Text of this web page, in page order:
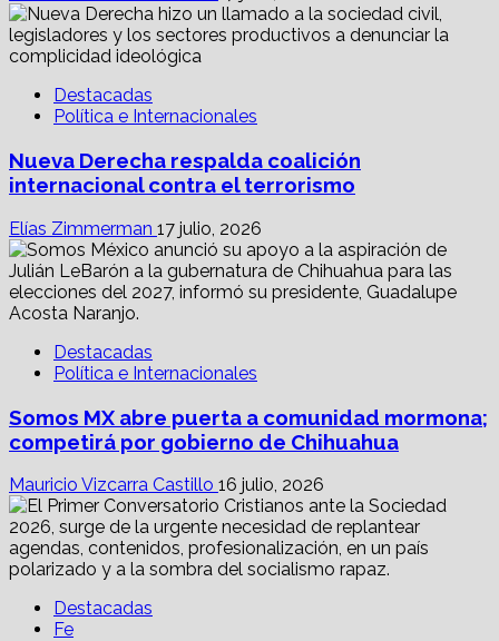
Destacadas
Política e Internacionales
Nueva Derecha respalda coalición
internacional contra el terrorismo
Elías Zimmerman 17 julio, 2026
Destacadas
Política e Internacionales
Somos MX abre puerta a comunidad mormona;
competirá por gobierno de Chihuahua
Mauricio Vizcarra Castillo 16 julio, 2026
Destacadas
Fe